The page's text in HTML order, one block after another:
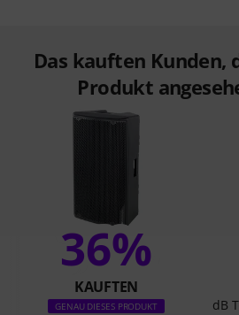
Das kauften Kunden,
Produkt
36%
KAUFTEN
GENAU DIESES PRODUKT dB